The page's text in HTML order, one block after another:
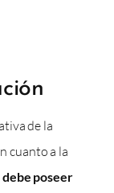
de la
cuanto a la
poseer